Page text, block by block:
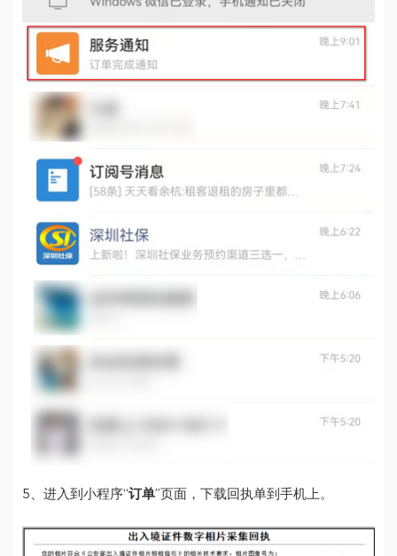
5、进入到小程序“订单”页面，下载回执单到手机上。